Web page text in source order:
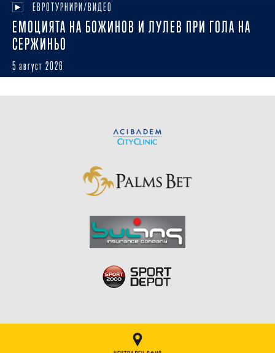
ЕВРОТУРНИРИ/ВИДЕО
ЕМОЦИЯТА НА БОЖИНОВ И ЛУЛЕВ ПРИ ГОЛА НА
СЕРЖИНЬО
5 август 2026